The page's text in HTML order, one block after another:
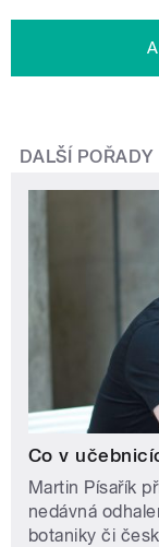
DALŠÍ POŘADY
Co v
Martin Písařík
nedávná
botaniky či